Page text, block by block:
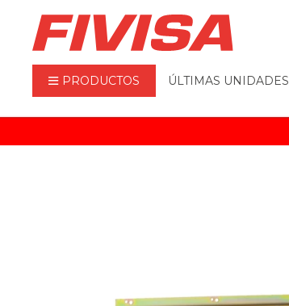
PRODUCTOS ÚLTIMAS UNIDADES